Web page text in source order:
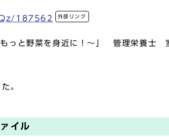
187562 外部リンク
もっと野菜を身近に！～」 管理栄養士
。
イル